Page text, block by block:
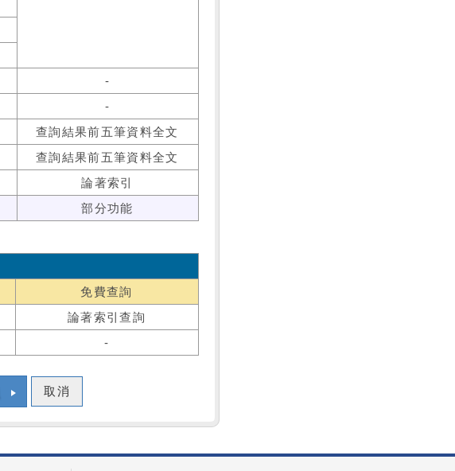
-
-
查詢結果前五筆資料全文
查詢結果前五筆資料全文
論著索引
部分功能
免費查詢
論著索引查詢
-
取消